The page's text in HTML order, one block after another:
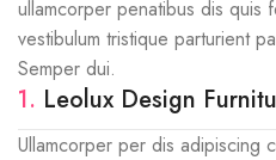
ullamcorper penatibus dis quis
vestibulum tristique parturient
Semper dui.
1. Leolux Design
Ullamcorper per dis adipiscing